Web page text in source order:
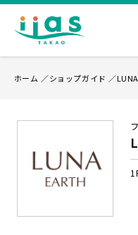
ホーム ショップガイド